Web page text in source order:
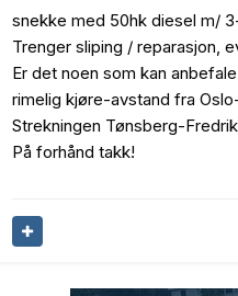
snekke med 50hk diesel m/
Trenger sliping / reparasjon,
Er det noen som kan
rimelig kjøre-avstand fra
Strekningen Tønsberg-
På forhånd takk!